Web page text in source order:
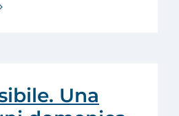
Una